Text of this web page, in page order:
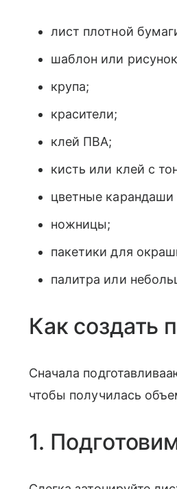
лист плотной
шаблон или
крупа;
красители;
клей ПВА;
кисть или клей с
цветные
ножницы;
пакетики для
палитра или
Как создать
Сначала
чтобы получилась
1.